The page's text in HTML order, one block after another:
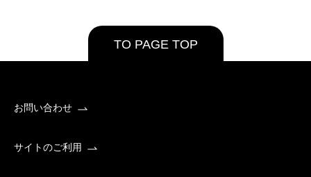
TO PAGE TOP
お問い合わせ
サイトのご利用